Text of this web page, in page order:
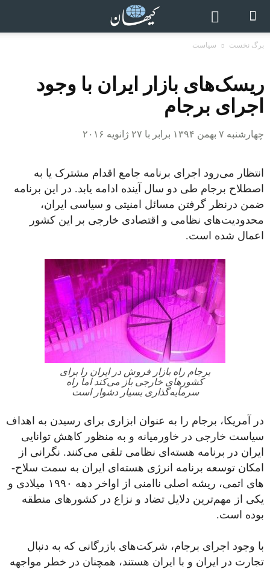
برگ نخست سیاست
ریسک‌های بازار ایران با وجود
اجرای برجام
چهارشنبه ۷ بهمن ۱۳۹۴ برابر با ۲۷ ژانویه ۲۰۱۶
انتظار می­‌رود اجرای برنامه جامع اقدام مشترک یا به
اصطلاح برجام طی دو سال آینده ادامه یابد. در این برنامه
ضمن درنظر گرفتن مسائل امنیتی و سیاسی ایران،
محدودیت‌های نظامی و اقتصادی خارجی بر این کشور
اعمال شده است.
برجام راه بازار فروش در ایران را برای
کشورهای خارجی باز می‌کند اما راه
سرمایه‌گذاری بسیار دشوار است
در آمریکا، برجام را به عنوان ابزاری برای رسیدن به اهداف
سیاست خارجی در خاورمیانه و به منظور کاهش توانایی
ایران در برنامه هسته‌­ای نظامی تلقی می­‌کنند. نگرانی از
امکان توسعه برنامه انرژی هسته‌­ای ایران به سمت سلاح‌­
های اتمی، ریشه اصلی ناامنی از اواخر دهه ۱۹۹۰ میلادی و
یکی از مهم‌ترین دلایل تضاد و نزاع در کشورهای منطقه
بوده است.
با وجود اجرای برجام، شرکت­‌های بازرگانی که به دنبال
تجارت در ایران و با ایران هستند، همچنان در خطر مواجهه